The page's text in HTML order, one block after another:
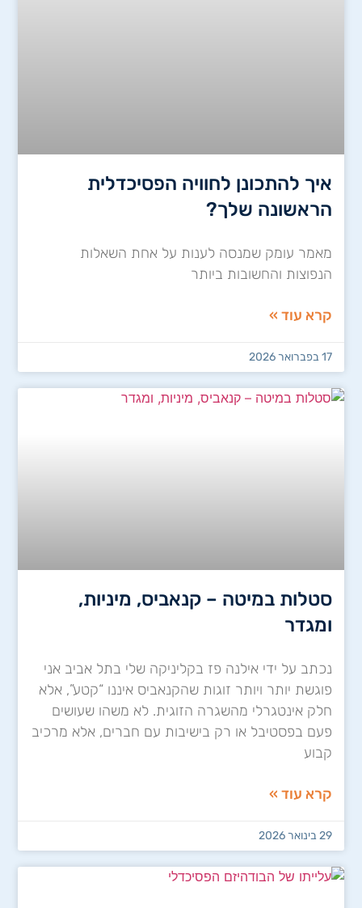
איך להתכונן לחוויה הפסיכדלית
הראשונה שלך?
מאמר עומק שמנסה לענות על אחת השאלות
הנפוצות והחשובות ביותר
קרא עוד »
17 בפברואר 2026
סטלות במיטה – קנאביס, מיניות,
ומגדר
נכתב על ידי אילנה פז בקליניקה שלי בתל אביב אני
פוגשת יותר ויותר זוגות שהקנאביס איננו “קטע”, אלא
חלק אינטגרלי מהשגרה הזוגית. לא משהו שעושים
פעם בפסטיבל או רק בישיבות עם חברים, אלא מרכיב
קבוע
קרא עוד »
29 בינואר 2026